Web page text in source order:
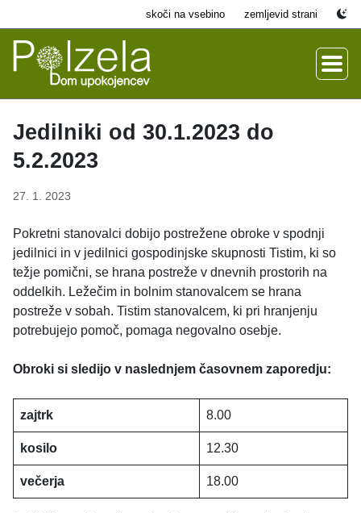
skoči na vsebino zemljevid strani
Jedilniki od 30.1.2023 do
5.2.2023
27. 1. 2023
Pokretni stanovalci dobijo postrežene obroke v spodnji
jedilnici in v jedilnici gospodinjske skupnosti Tistim, ki so
težje pomični, se hrana postreže v dnevnih prostorih na
oddelkih. Ležečim in bolnim stanovalcem se hrana
postreže v sobah. Tistim stanovalcem, ki pri hranjenju
potrebujejo pomoč, pomaga negovalno osebje.
Obroki si sledijo v naslednjem časovnem zaporedju:
zajtrk 8.00
kosilo 12.30
večerja 18.00